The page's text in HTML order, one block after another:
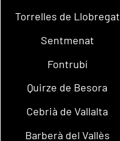
Torrelles de Llobregat
Sentmenat
Fontrubí
Quirze de Besora
Cebrià de Vallalta
Barberà del Vallès